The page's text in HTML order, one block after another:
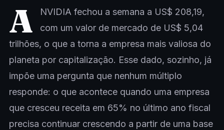
A
NVIDIA fechou a semana a US$ 208,19,
com um valor de mercado de US$ 5,04
trilhões, o que a torna a empresa mais valiosa do
planeta por capitalização. Esse dado, sozinho, já
impõe uma pergunta que nenhum múltiplo
responde: o que acontece quando uma empresa
que cresceu receita em 65% no último ano fiscal
precisa continuar crescendo a partir de uma base